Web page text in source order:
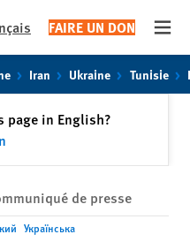
FAIRE UN DON
Iran Ukraine Tunisie
page in English?
de presse
Українська